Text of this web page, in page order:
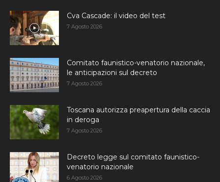
Cva Cascade: il video del test
7 Agosto 2026
Comitato faunistico-venatorio nazionale,
le anticipazioni sul decreto
7 Agosto 2026
Toscana autorizza preapertura della caccia
in deroga
7 Agosto 2026
Decreto legge sul comitato faunistico-
venatorio nazionale
6 Agosto 2026